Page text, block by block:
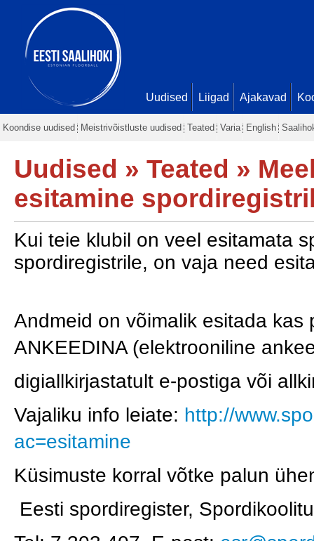
Uudised Liigad Ajakavad
Koondise uudised Meistrivõistluste uudised Teated Varia English
Uudised » Teated »
esitamine
Kui teie klubil on veel esitamata
spordiregistrile, on vaja need
Andmeid on võimalik esitada
ANKEEDINA (elektrooniline
digiallkirjastatult e-postiga või
Vajaliku info leiate: http://
ac=esitamine
Küsimuste korral võtke palun
Eesti spordiregister,